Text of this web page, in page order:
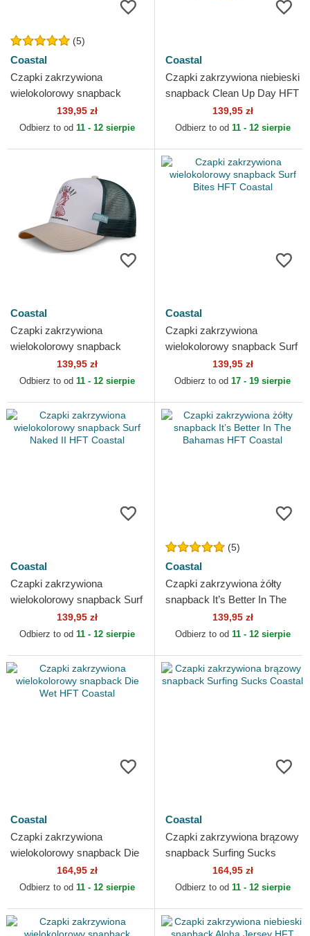
(5)
Coastal
Czapki zakrzywiona
wielokolorowy snapback
Mexican Mustache HFT
Coastal
139,95 zł
Odbierz to od 11 - 12 sierpie
Coastal
Czapki zakrzywiona niebieski
snapback Clean Up Day HFT
139,95 zł
Odbierz to od 11 - 12 sierpie
Coastal
Czapki zakrzywiona
wielokolorowy snapback
Venus Bay HFT Coastal
139,95 zł
Odbierz to od 11 - 12 sierpie
Coastal
Czapki zakrzywiona
wielokolorowy snapback Surf
Bites HFT Coastal
139,95 zł
Odbierz to od 17 - 19 sierpie
Coastal
Czapki zakrzywiona
wielokolorowy snapback Surf
Naked II HFT Coastal
139,95 zł
Odbierz to od 11 - 12 sierpie
(5)
Coastal
Czapki zakrzywiona żółty
snapback It’s Better In The
Bahamas HFT Coastal
139,95 zł
Odbierz to od 11 - 12 sierpie
Coastal
Czapki zakrzywiona
wielokolorowy snapback Die
Wet HFT Coastal
164,95 zł
Odbierz to od 11 - 12 sierpie
Coastal
Czapki zakrzywiona brązowy
snapback Surfing Sucks
164,95 zł
Odbierz to od 11 - 12 sierpie